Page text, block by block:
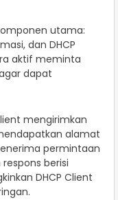
utama:
dan DHCP
aktif meminta
dapat
mengirimkan
alamat
permintaan
berisi
DHCP Client